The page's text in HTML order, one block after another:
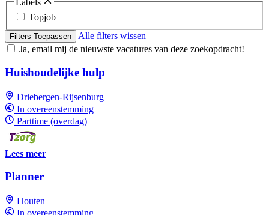
Topjob
Filters Toepassen
Alle filters wissen
Ja, email mij de nieuwste vacatures van deze zoekopdracht!
Huishoudelijke hulp
Driebergen-Rijsenburg
In overeenstemming
Parttime (overdag)
Lees meer
Planner
Houten